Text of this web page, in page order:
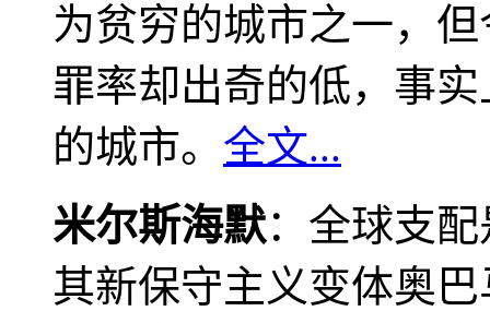
为贫穷的城市之一，
罪率却出奇的低，事
的城市。 全文...
米尔斯海默：全球支
其新保守主义变体奥